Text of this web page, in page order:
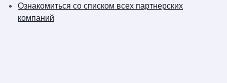
Ознакомиться со списком всех партнерских
компаний